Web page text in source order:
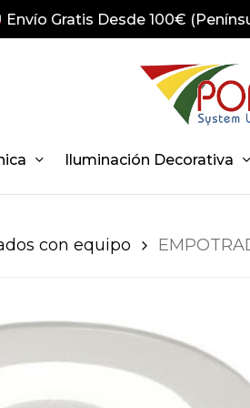
Envío Gratis Desde 100€
Iluminación Decorativa
con equipo